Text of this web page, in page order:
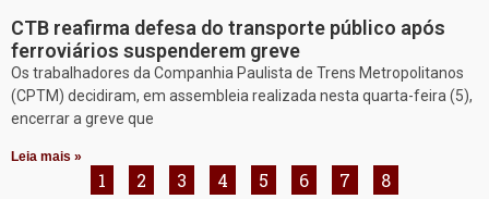
CTB reafirma defesa do transporte público após
ferroviários suspenderem greve
Os trabalhadores da Companhia Paulista de Trens Metropolitanos
(CPTM) decidiram, em assembleia realizada nesta quarta-feira (5),
encerrar a greve que
Leia mais »
1 2 3 4 5 6 7 8